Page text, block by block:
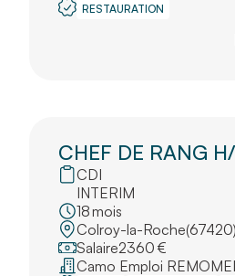
RESTAURATION
CHEF DE RANG
CDI
INTERIM
18mois
Colroy-la-Roche(67420)
Salaire2360 €
Camo Emploi